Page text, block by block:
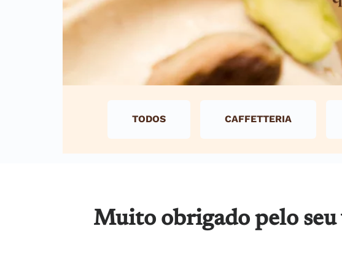
TODOS CAFFETTERIA
Muito obrigado pelo seu